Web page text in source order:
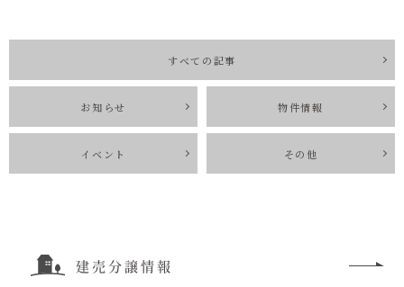
資料請求
お問い合わせ
お電話での
お問い合わ
0120-37-
1806
すべての記事
お知らせ 物件情報
イベント その他
建売分譲情報